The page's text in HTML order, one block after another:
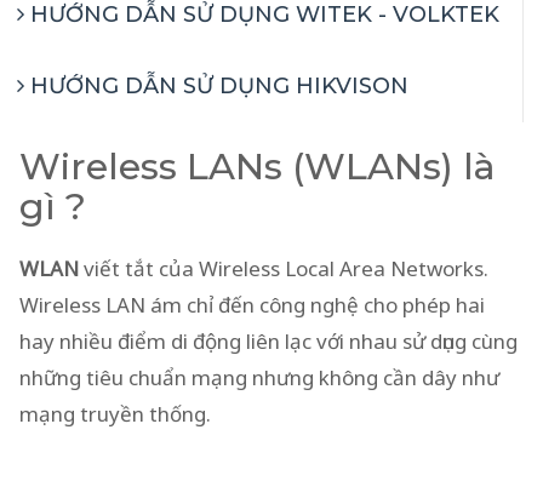
HƯỚNG DẪN SỬ DỤNG WITEK - VOLKTEK
HƯỚNG DẪN SỬ DỤNG HIKVISON
Wireless LANs (WLANs) là
gì ?
WLANviết tắt của Wireless Local Area Networks.
Wireless LAN ám chỉ đến công nghệ cho phép hai
hay nhiều điểm di động liên lạc với nhau sử dụng cùng
những tiêu chuẩn mạng nhưng không cần dây như
mạng truyền thống.